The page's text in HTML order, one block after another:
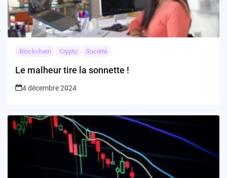
Blockchain Crypto Société
Le malheur tire la sonnette !
4 décembre 2024